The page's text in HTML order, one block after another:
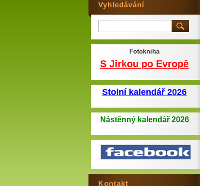
Vyhledávání
Fotokniha
S Jirkou po Evropě
Stolní kalendář 2026
Nástěnný kalendář 2026
Kontakt